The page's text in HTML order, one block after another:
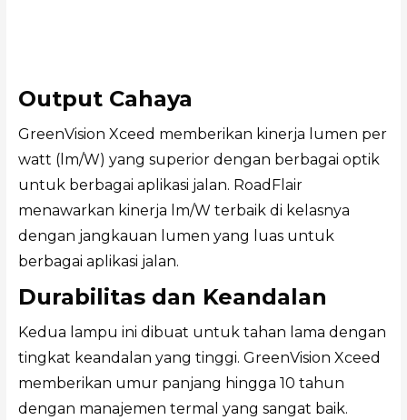
Output Cahaya
GreenVision Xceed memberikan kinerja lumen per
watt (lm/W) yang superior dengan berbagai optik
untuk berbagai aplikasi jalan. RoadFlair
menawarkan kinerja lm/W terbaik di kelasnya
dengan jangkauan lumen yang luas untuk
berbagai aplikasi jalan.
Durabilitas dan Keandalan
Kedua lampu ini dibuat untuk tahan lama dengan
tingkat keandalan yang tinggi. GreenVision Xceed
memberikan umur panjang hingga 10 tahun
dengan manajemen termal yang sangat baik.